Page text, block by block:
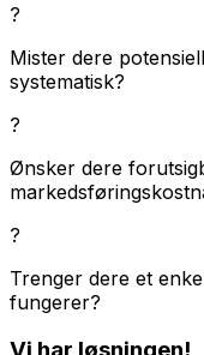
?
Mister dere
systematisk?
?
Ønsker dere
?
Trenger dere et
fungerer?